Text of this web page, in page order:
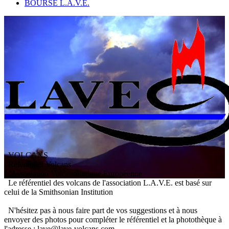
BOURSE L.A.V.E.
VOLCANS
/ Référentiel Volcans
ssociation V olcanologiqueEuropéenne
Le référentiel des volcans de l'association L.A.V.E. est basé sur
celui de la Smithsonian Institution
N'hésitez pas à nous faire part de vos suggestions et à nous
envoyer des photos pour compléter le référentiel et la photothèque à